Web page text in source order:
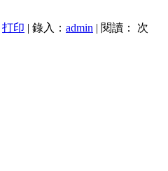
打印 | 錄入： admin | 閱讀：
次